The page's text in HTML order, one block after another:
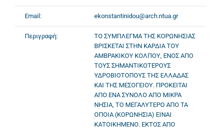
Email: ekonstantinidou@arch.ntua.gr
Περιγραφή:
ΤΟ ΣΥΜΠΛΕΓΜΑ ΤΗΣ ΚΟΡΩΝΗΣΙΑΣ
ΒΡΙΣΚΕΤΑΙ ΣΤΗΝ ΚΑΡΔΙΑ ΤΟΥ
ΑΜΒΡΑΚΙΚΟΥ ΚΟΛΠΟΥ, ΕΝΟΣ ΑΠΟ
ΤΟΥΣ ΣΗΜΑΝΤΙΚΟΤΕΡΟΥΣ
ΥΔΡΟΒΙΟΤΟΠΟΥΣ ΤΗΣ ΕΛΛΑΔΑΣ
ΚΑΙ ΤΗΣ ΜΕΣΟΓΕΙΟΥ. ΠΡΟΚΕΙΤΑΙ
ΑΠΟ ΕΝΑ ΣΥΝΟΛΟ ΑΠΟ ΜΙΚΡΑ
ΝΗΣΙΑ, ΤΟ ΜΕΓΑΛΥΤΕΡΟ ΑΠΟ ΤΑ
ΟΠΟΙΑ (ΚΟΡΩΝΗΣΙΑ) ΕΙΝΑΙ
ΚΑΤΟΙΚΗΜΕΝΟ. ΕΚΤΟΣ ΑΠΟ